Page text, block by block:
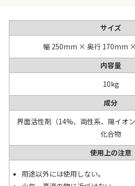
サイズ
幅 250mm × 奥行 170mm
内容量
10kg
成分
界面活性剤（14%、両性系、陽イオ
化合物
使用上の注意
用途以外には使用しない。